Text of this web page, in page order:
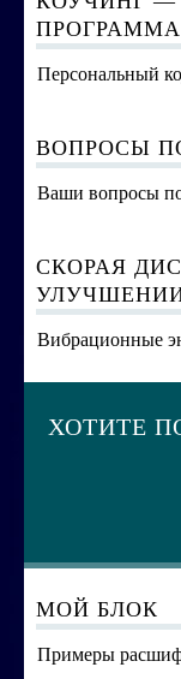
Персональный
ВОПРОСЫ
Ваши вопросы
СКОРАЯ
Вибрационные
ХОТИТЕ
МОЙ БЛОК
Примеры